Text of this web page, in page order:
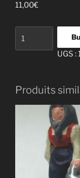
11,00€
UGS :
Produits